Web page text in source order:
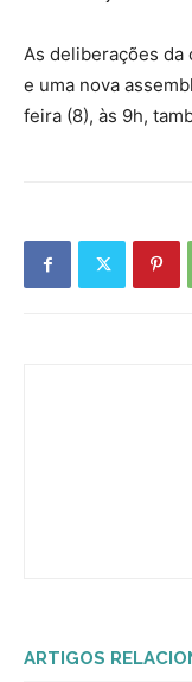
As deliberações da
e uma nova
feira (8), às 9h,
ARTIGOS